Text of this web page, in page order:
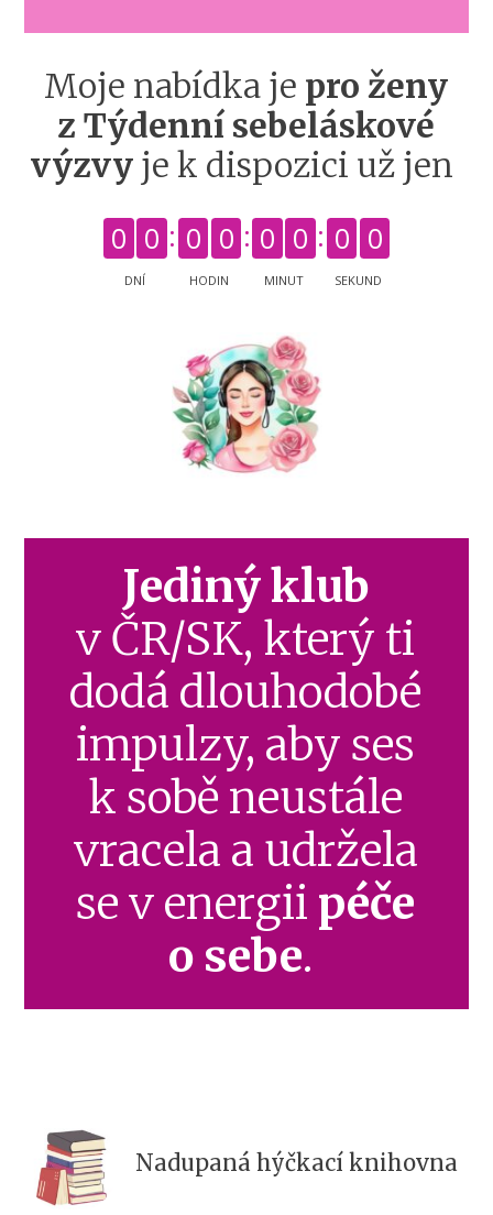
Moje nabídka je pro ženy
z Týdenní sebeláskové
výzvyje k dispozici už jen
0 0
DNÍ
0 0
HODIN
0 0
MINUT
0 0
SEKUND
Jediný klub
v ČR/SK, který ti
dodá dlouhodobé
impulzy, aby ses
k sobě neustále
vracela a udržela
se v energii péče
o sebe.
Nadupaná hýčkací knihovna